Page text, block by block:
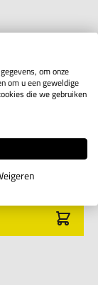
om onze
om u een geweldige
die we gebruiken